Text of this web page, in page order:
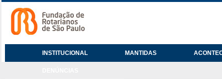
INSTITUCIONAL MANTIDAS